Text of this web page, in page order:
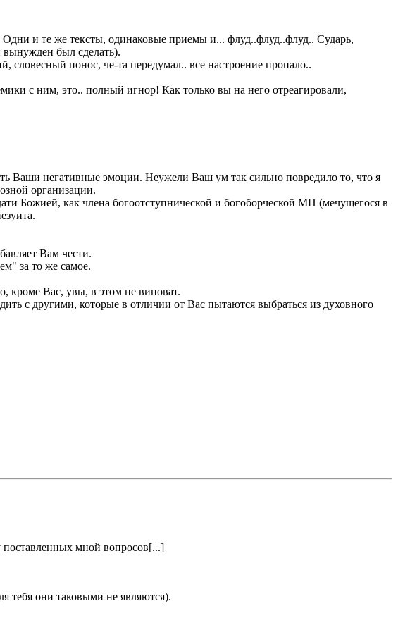
и те же тексты, одинаковые приемы и... флуд..флуд..флуд.. Сударь,
был сделать).
словесный понос, че-та передумал.. все настроение пропало..
с ним, это.. полный игнор! Как только вы на него отреагировали,
Ваши негативные эмоции. Неужели Ваш ум так сильно повредило то, что я
организации.
Божией, как члена богоотступнической и богоборческой МП (мечущегося в
Вам чести.
за то же самое.
кроме Вас, увы, в этом не виноват.
с другими, которые в отличии от Вас пытаются выбраться из духовного
поставленных мной вопросов[...]
тебя они таковыми не являются).